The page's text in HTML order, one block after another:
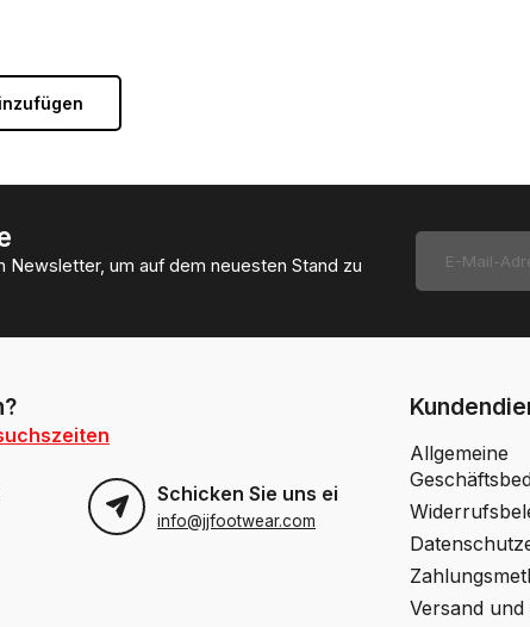
Newsletter, um auf dem neuesten Stand zu
Schicken Sie uns eine Email
info@jjfootwear.com
Allgemeine
Versand